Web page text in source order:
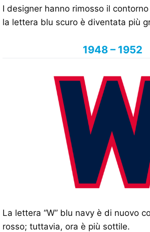
I designer hanno rimosso il
la lettera blu scuro è diventata più
1948 – 1952
La lettera “W” blu navy è di nuovo
rosso; tuttavia, ora è più sottile.